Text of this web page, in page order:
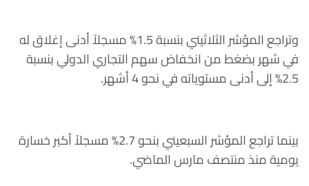
وتراجع المؤشر الثلاثيني بنسبة 1.5% مسجلاً أدنى إغلاق له
في شهر بضغط من انخفاض سهم التجاري الدولي بنسبة
2.5% إلى أدنى مستوياته في نحو 4 أشهر.
بينما تراجع المؤشر السبعيني بنحو 2.7% مسجلاً أكبر خسارة
يومية منذ منتصف مارس الماضي.